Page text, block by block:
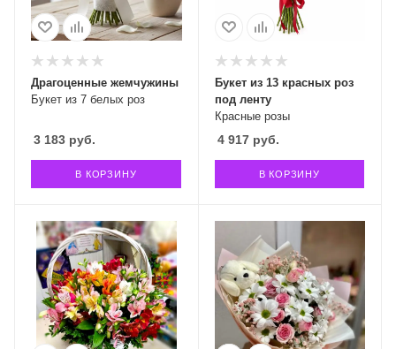
Букет из 7 белых роз
Драгоценные жемчужины
3 183 руб.
В КОРЗИНУ
Красные розы
Букет из 13 красных роз
под ленту
4 917руб.
В КОРЗИНУ